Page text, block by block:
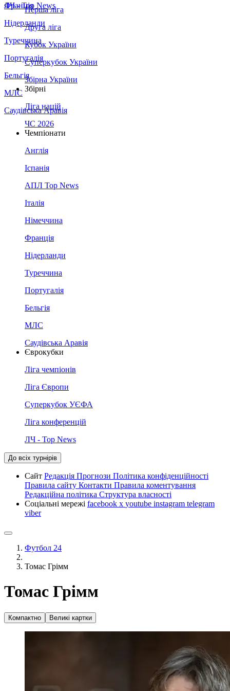
Франція
Нідерланди
Туреччина
Португалія
Бельгія
МЛС
Саудівська Аравія
ЛЧ - Top News
Перша ліга
Друга ліга
Кубок України
Суперкубок України
Збірна України
Збірні
Ліга націй
ЧС 2026
Чемпіонати
Англія
Іспанія
АПЛ Top News
Італія
Німеччина
Франція
Нідерланди
Туреччина
Португалія
Бельгія
МЛС
Саудівська Аравія
Єврокубки
Ліга чемпіонів
Ліга Європи
Суперкубок УЄФА
Ліга конференцій
ЛЧ - Top News
До всіх турнірів
Сайт Редакція Прогнози Політика конфіденційності
Правила сайту Контакти Правила коментування
Редакційна політика Структура власності
Соціальні мережі facebook x youtube instagram telegram
viber
Футбол 24
Томас Грімм
Томас Грімм
Компактно Великі картки